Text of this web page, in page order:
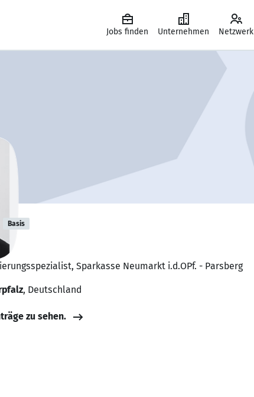
Jobs finden Unternehmen Netzwerk
Basis
Sparkasse Neumarkt i.d.OPf. - Parsberg
, Deutschland
zu sehen.